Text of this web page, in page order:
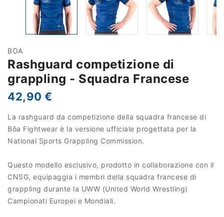
BOA
Rashguard competizione di
grappling - Squadra Francese
42,90 €
La rashguard da competizione della squadra francese di
Bōa Fightwear è la versione ufficiale progettata per la
National Sports Grappling Commission.
Questo modello esclusivo, prodotto in collaborazione con il
CNSG, equipaggia i membri della squadra francese di
grappling durante la UWW (United World Wrestling)
Campionati Europei e Mondiali.